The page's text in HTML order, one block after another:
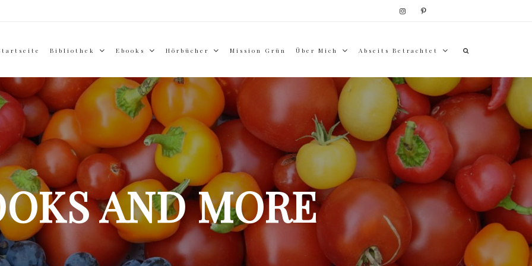
Bibliothek Ebooks Hörbücher Mission Grün Über Mich Abseits Betrachtet
AND MORE